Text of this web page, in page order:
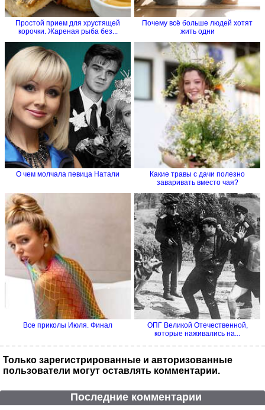
Простой прием для хрустящей
корочки. Жареная рыба без...
Почему всё больше людей хотят
жить одни
О чем молчала певица Натали
Какие травы с дачи полезно
заваривать вместо чая?
Все приколы Июля. Финал
ОПГ Великой Отечественной,
которые наживались на...
Только зарегистрированные и авторизованные
пользователи могут оставлять комментарии.
Последние комментарии